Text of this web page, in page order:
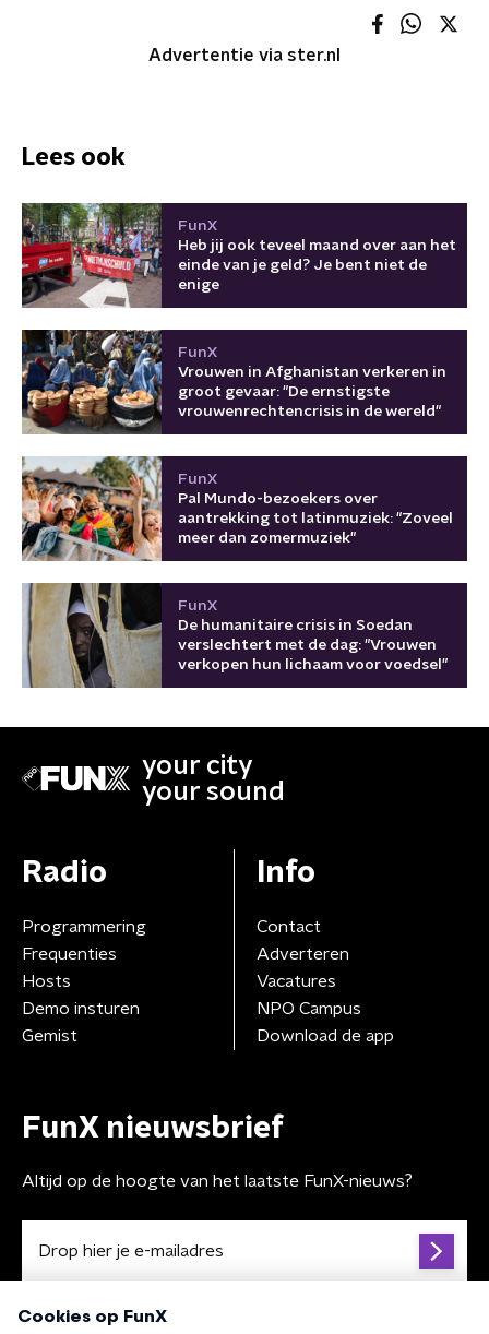
Advertentie via ster.nl
Lees ook
FunX
Heb jij ook teveel maand over aan het
einde van je geld? Je bent niet de
enige
FunX
Vrouwen in Afghanistan verkeren in
groot gevaar: "De ernstigste
vrouwenrechtencrisis in de wereld"
FunX
Pal Mundo-bezoekers over
aantrekking tot latinmuziek: "Zoveel
meer dan zomermuziek"
FunX
De humanitaire crisis in Soedan
verslechtert met de dag: "Vrouwen
verkopen hun lichaam voor voedsel"
your city
your sound
Radio
Programmering
Frequenties
Hosts
Demo insturen
Gemist
Info
Contact
Adverteren
Vacatures
NPO Campus
Download de app
FunX nieuwsbrief
Altijd op de hoogte van het laatste FunX-nieuws?